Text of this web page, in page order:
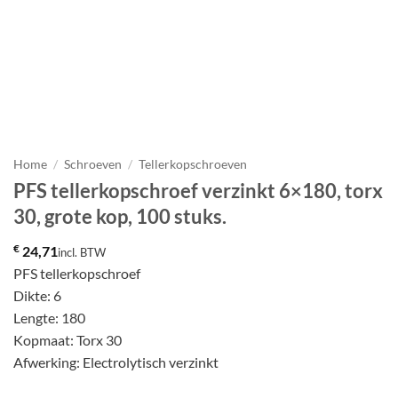
Home / Schroeven / Tellerkopschroeven
PFS tellerkopschroef verzinkt 6×180, torx
30, grote kop, 100 stuks.
€ 24,71incl. BTW
PFS tellerkopschroef
Dikte: 6
Lengte: 180
Kopmaat: Torx 30
Afwerking: Electrolytisch verzinkt